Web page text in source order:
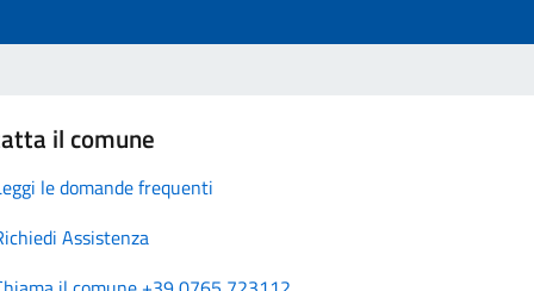
il comune
le domande frequenti
Assistenza